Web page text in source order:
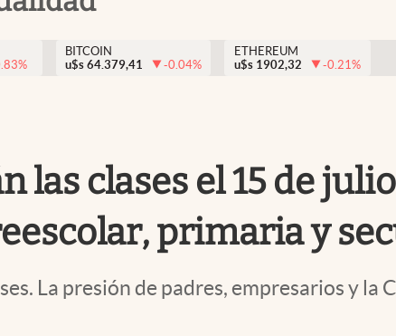
%
BITCOIN
u$s 64.379,41 -0.04%
ETHEREUM
u$s 1902,32 -0.21%
clases el 15 de
primaria y
La presión de padres, empresarios y la